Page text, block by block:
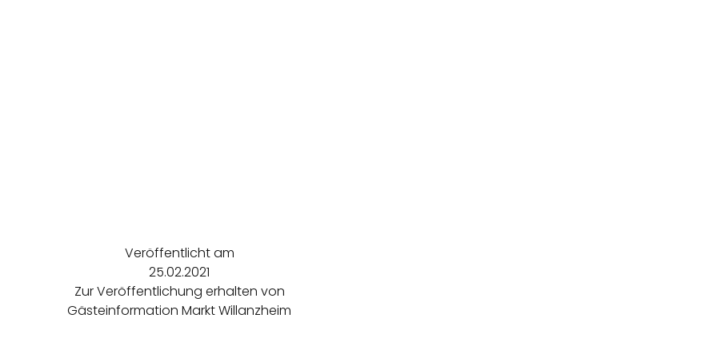
Veröffentlicht am
25.02.2021
Zur Veröffentlichung erhalten von
Gästeinformation Markt Willanzheim